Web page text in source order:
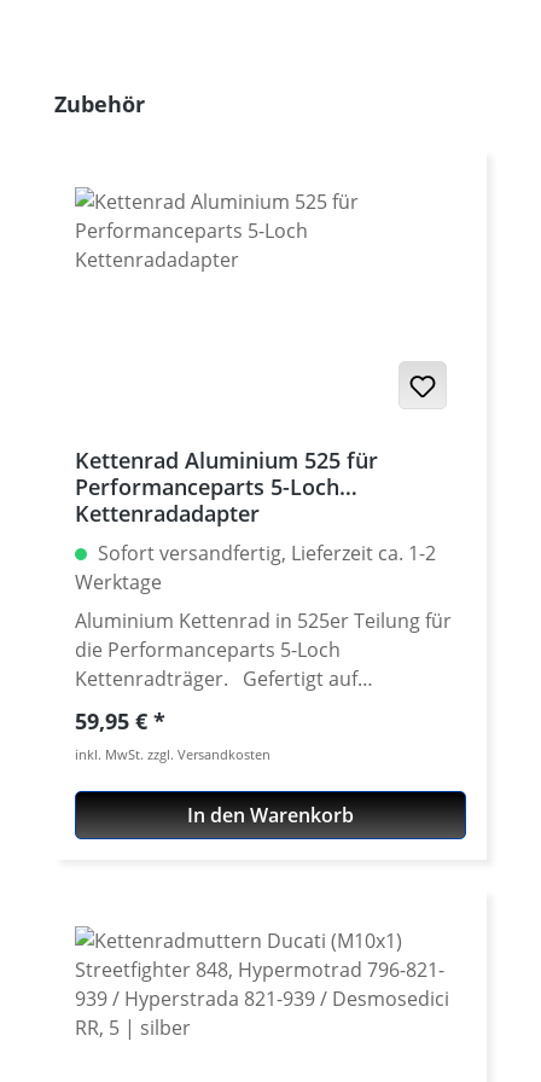
Produktgalerie überspringen
Zubehör
Kettenrad Aluminium 525 für
Performanceparts 5-Loch
Kettenradadapter
Sofort versandfertig, Lieferzeit ca. 1-2
Werktage
Aluminium Kettenrad in 525er Teilung für
die Performanceparts 5-Loch
Kettenradträger. Gefertigt auf
modensten CNC Maschinen aus
hochfestem und extrem zähen
Luftfahrtaluminium 7075 T6. Lieferbar in
verschiedenen Teilungen (520 - 525 - 530)
und Zähnezahlen von 36-47 Zähnen.
des Kettenrades und der Kette bei
Verwendung eines Kettenblattes
abweichend von der Seriengröße sowie bei
unterschiedlichen Exzenter - Stellungen
Regulärer Preis:
59,95 €
inkl. MwSt. zzgl. Versandkosten
In den Warenkorb